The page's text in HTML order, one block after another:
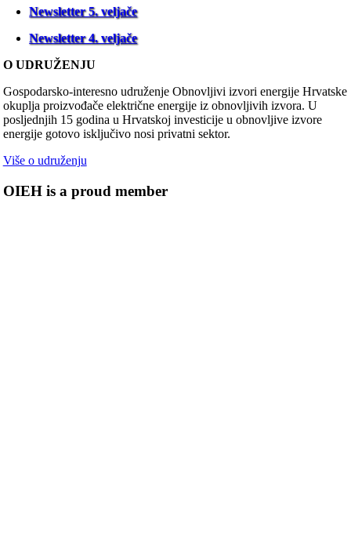
Newsletter 5. veljače
Newsletter 4. veljače
O UDRUŽENJU
Gospodarsko-interesno udruženje Obnovljivi izvori energije Hrvatske
okuplja proizvođače električne energije iz obnovljivih izvora. U
posljednjih 15 godina u Hrvatskoj investicije u obnovljive izvore
energije gotovo isključivo nosi privatni sektor.
Više o udruženju
OIEH is a proud member